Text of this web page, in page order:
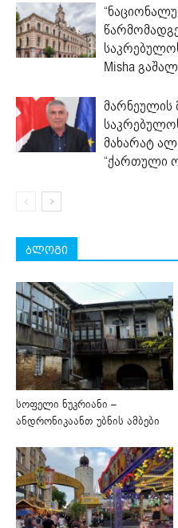
Misha
მარნეულის
მახარატ
“ქართული
ბლოგი
სოფელი ნუკრიანი –
ანდრონიკაანთ უბნის ამბები